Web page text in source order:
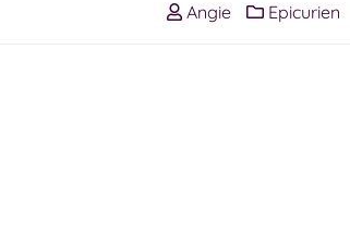
Angie Epicurien